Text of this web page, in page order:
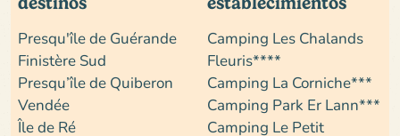
Presqu'île de Guérande
Finistère Sud
Presqu’île de Quiberon
Vendée
Île de Ré
Camping Les Chalands
Fleuris****
Camping La Corniche***
Camping Park Er Lann***
Camping Le Petit